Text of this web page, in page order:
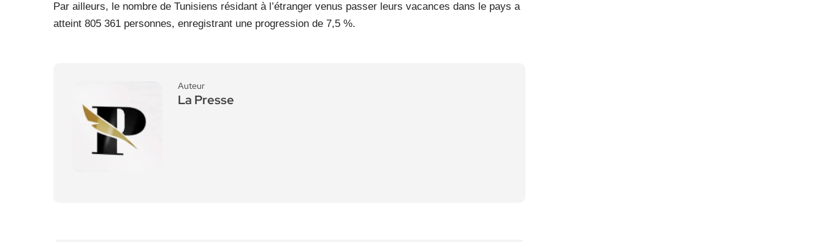
Par ailleurs, le nombre de Tunisiens résidant à l’étranger venus passer leurs vacances dans le pays a
atteint 805 361 personnes, enregistrant une progression de 7,5 %.
Auteur
La Presse